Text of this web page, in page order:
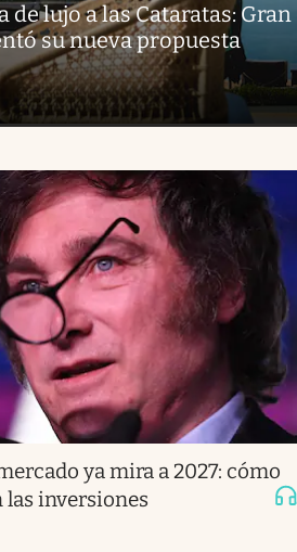
de lujo a las Cataratas: Gran
su nueva propuesta
ya mira a 2027: cómo
inversiones